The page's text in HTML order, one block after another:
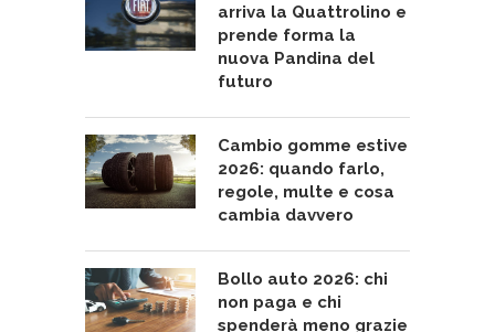
arriva la Quattrolino e
prende forma la
nuova Pandina del
futuro
Cambio gomme estive
2026: quando farlo,
regole, multe e cosa
cambia davvero
Bollo auto 2026: chi
non paga e chi
spenderà meno grazie